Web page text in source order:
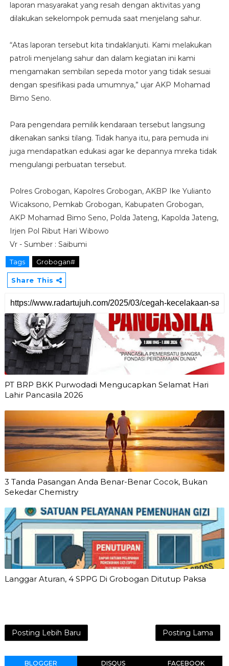
laporan masyarakat yang resah dengan aktivitas yang
dilakukan sekelompok pemuda saat menjelang sahur.
“Atas laporan tersebut kita tindaklanjuti. Kami melakukan
patroli menjelang sahur dan dalam kegiatan ini kami
mengamakan sembilan sepeda motor yang tidak sesuai
dengan spesifikasi pada umumnya,” ujar AKP Mohamad
Bimo Seno.
Para pengendara pemilik kendaraan tersebut langsung
dikenakan sanksi tilang. Tidak hanya itu, para pemuda ini
juga mendapatkan edukasi agar ke depannya mreka tidak
mengulangi perbuatan tersebut.
Polres Grobogan, Kapolres Grobogan, AKBP Ike Yulianto
Wicaksono, Pemkab Grobogan, Kabupaten Grobogan,
AKP Mohamad Bimo Seno, Polda Jateng, Kapolda Jateng,
Irjen Pol Ribut Hari Wibowo
Vr - Sumber : Saibumi
Tags Grobogan#
Share This
PT BRP BKK Purwodadi Mengucapkan Selamat Hari
Lahir Pancasila 2026
3 Tanda Pasangan Anda Benar-Benar Cocok, Bukan
Sekedar Chemistry
Langgar Aturan, 4 SPPG Di Grobogan Ditutup Paksa
Posting Lebih Baru Posting Lama
BLOGGER DISQUS FACEBOOK